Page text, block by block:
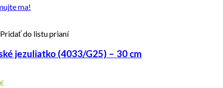
ma!
Pridať do listu prianí
jezuliatko (4033/G25) – 30 cm
€